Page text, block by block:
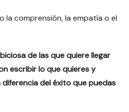
la comprensión, la empatía o el
de las que quiere llegar
escribir lo que quieres y
del éxito que puedas